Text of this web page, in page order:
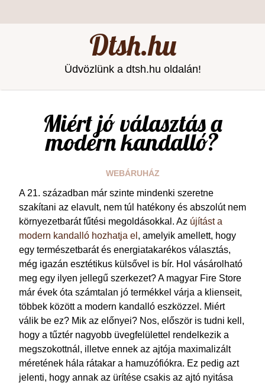
Dtsh.hu
Üdvözlünk a dtsh.hu oldalán!
Miért jó választás a
modern kandalló?
WEBÁRUHÁZ
A 21. században már szinte mindenki szeretne
szakítani az elavult, nem túl hatékony és abszolút nem
környezetbarát fűtési megoldásokkal. Az újítást a
modern kandalló hozhatja el , amelyik amellett, hogy
egy természetbarát és energiatakarékos választás,
még igazán esztétikus külsővel is bír. Hol vásárolható
meg egy ilyen jellegű szerkezet? A magyar Fire Store
már évek óta számtalan jó termékkel várja a klienseit,
többek között a modern kandalló eszközzel. Miért
válik be ez? Mik az előnyei? Nos, először is tudni kell,
hogy a tűztér nagyobb üvegfelülettel rendelkezik a
megszokottnál, illetve ennek az ajtója maximalizált
méretének hála rátakar a hamuzófiókra. Ez pedig azt
jelenti, hogy annak az ürítése csakis az ajtó nyitása